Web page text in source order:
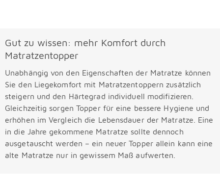
Gut zu wissen: mehr Komfort durch
Matratzentopper
Unabhängig von den Eigenschaften der Matratze können
Sie den Liegekomfort mit Matratzentoppern zusätzlich
steigern und den Härtegrad individuell modifizieren.
Gleichzeitig sorgen Topper für eine bessere Hygiene und
erhöhen im Vergleich die Lebensdauer der Matratze. Eine
in die Jahre gekommene Matratze sollte dennoch
ausgetauscht werden – ein neuer Topper allein kann eine
alte Matratze nur in gewissem Maß aufwerten.